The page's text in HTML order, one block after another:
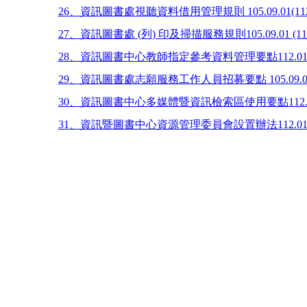
26、資訊圖書處視聽資料借用管理規則
27、資訊圖書處 (列) 印及掃描服務規則105.09.01
28、資訊圖書中心教師指定參考資料管理要點
29、資訊圖書處志願服務工作人員招募要點
30、資訊圖書中心多媒體暨資訊檢索區使用要點
31、資訊暨圖書中心資源管理委員會設置辦法